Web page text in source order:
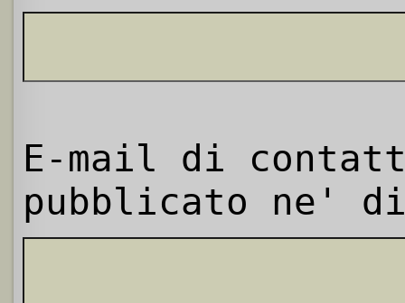
E-mail di
pubblicato ne'